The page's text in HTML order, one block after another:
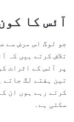
آئس کا
جو لوگ اس مرض سے
تلاش کرتے ہیں کہ
پر آئس کے اثرات
تین ہفتے لگ جاتے
کرتے رہے ہوں ان
سکتی ہے۔